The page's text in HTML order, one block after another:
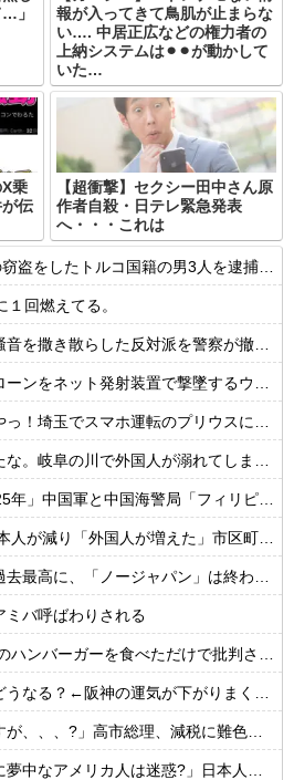
」
報が入ってきて鳥肌が止まらな
い…. 中居正広などの権力者の
上納システムは⚫︎⚫︎が動かして
いた…
乗
伝
【超衝撃】セクシー田中さん原
作者自殺・日テレ緊急発表
へ・・・これは
したトルコ国籍の男3人を逮捕 #移民 #外国人
回燃えてる。
き散らした反対派を警察が撤去しました！
をネット発射装置で撃墜するウクライナ。
でスマホ運転のプリウスに当て逃げされる車載。
岐阜の川で外国人が溺れてしまう事故。
中に衝突！（8/11」中国「2人死亡」中国政府「1年間隠蔽」日本「隠蔽された事実報道！（2026年」→
「外国人が増えた」市区町村ランキングキタ━━!
ジャパン」は終わった？＝ネット「中国より100倍いい」
ミバ呼ばわりされる
ンバーガーを食べただけで批判される
る？←阪神の運気が下がりまくるやろな
、減税に難色を示し続ける玉木代表らを「煽りまくるwwwww」
メリカ人は迷惑?」日本人の回答が的確すぎた